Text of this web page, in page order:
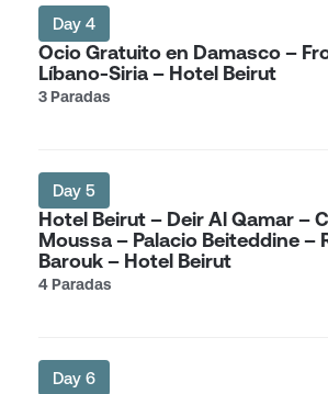
Day 4
Ocio Gratuito en Damasco –
Líbano-Siria – Hotel Beirut
3 Paradas
Day 5
Hotel Beirut – Deir Al Qamar –
Moussa – Palacio Beiteddine –
Barouk – Hotel Beirut
4 Paradas
Day 6